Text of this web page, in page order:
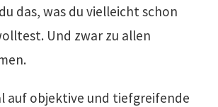
das, was du vielleicht schon
Und zwar zu allen
auf objektive und tiefgreifende